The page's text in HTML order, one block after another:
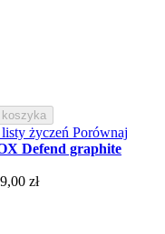
koszyka
życzeń Porównaj
Defend graphite
zł